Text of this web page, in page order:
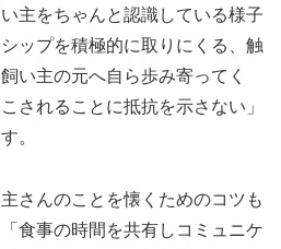
主をちゃんと認識している様子
ップを積極的に取りにくる、触
い主の元へ自ら歩み寄ってく
されることに抵抗を示さない」
。
さんのことを懐くためのコツも
食事の時間を共有しコミュニケ